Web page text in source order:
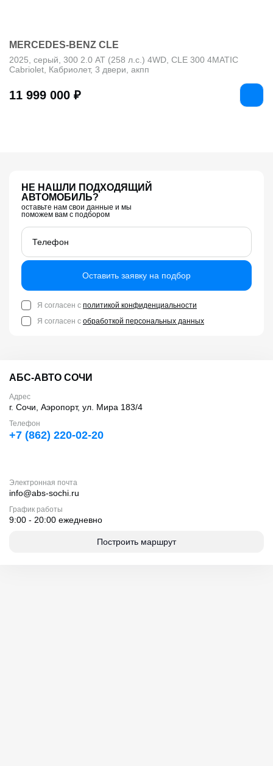
MERCEDES-BENZ CLE
2025, серый, 300 2.0 AT (258 л.с.) 4WD, CLE 300 4MATIC
Cabriolet, Кабриолет, 3 двери, акпп
11 999 000 ₽
НЕ НАШЛИ ПОДХОДЯЩИЙ
АВТОМОБИЛЬ?
оставьте нам свои данные и мы
поможем вам с подбором
Телефон
Оставить заявку на подбор
Я согласен с политикой конфиденциальности
Я согласен с обработкой персональных данных
АБС-АВТО СОЧИ
Адрес
г. Сочи, Аэропорт, ул. Мира 183/4
Телефон
+7 (862) 220-02-20
Электронная почта
info@abs-sochi.ru
График работы
9:00 - 20:00 ежедневно
Построить маршрут